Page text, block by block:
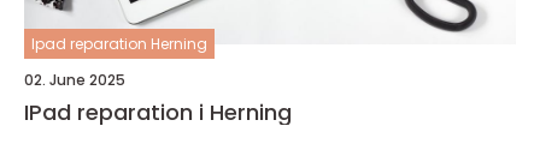
Ipad reparation Herning
02. June 2025
IPad reparation i Herning